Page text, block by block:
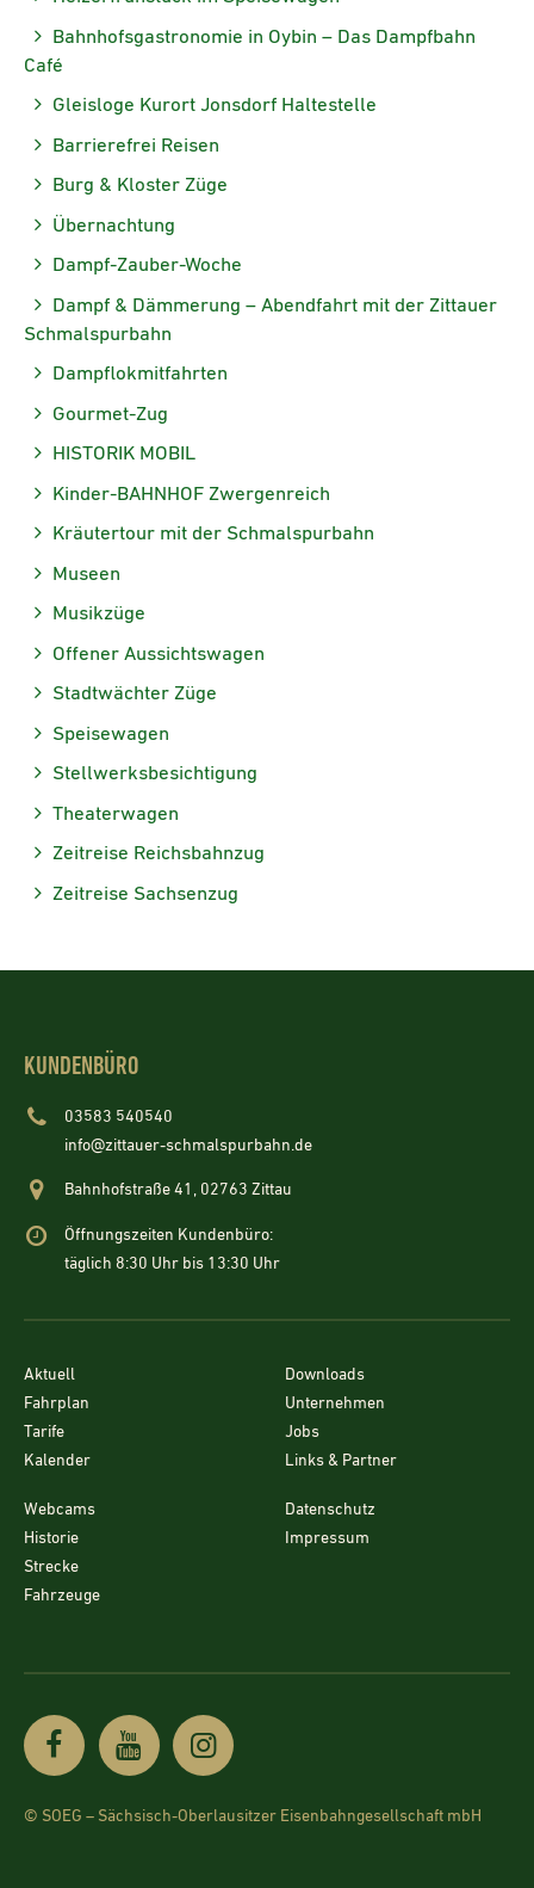
Bahnhofsgastronomie in Oybin – Das Dampfbahn
Café
Gleisloge Kurort Jonsdorf Haltestelle
Barrierefrei Reisen
Burg & Kloster Züge
Übernachtung
Dampf-Zauber-Woche
Dampf & Dämmerung – Abendfahrt mit der Zittauer
Schmalspurbahn
Dampflokmitfahrten
Gourmet-Zug
HISTORIK MOBIL
Kinder-BAHNHOF Zwergenreich
Kräutertour mit der Schmalspurbahn
Museen
Musikzüge
Offener Aussichtswagen
Stadtwächter Züge
Speisewagen
Stellwerksbesichtigung
Theaterwagen
Zeitreise Reichsbahnzug
Zeitreise Sachsenzug
KUNDENBÜRO
03583 540540
info@zittauer-schmalspurbahn.de
Bahnhofstraße 41, 02763 Zittau
Öffnungszeiten Kundenbüro:
täglich 8:30 Uhr bis 13:30 Uhr
Aktuell
Fahrplan
Tarife
Kalender
Downloads
Unternehmen
Jobs
Links & Partner
Webcams
Historie
Strecke
Fahrzeuge
Datenschutz
Impressum
© SOEG – Sächsisch-Oberlausitzer Eisenbahngesellschaft mbH